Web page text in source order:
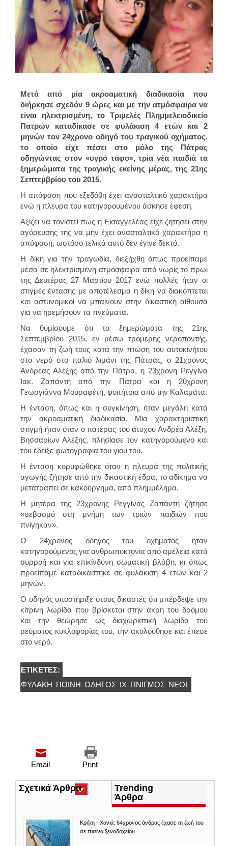
Μετά από μία ακροαματική διαδικασία που
διήρκησε σχεδόν 9 ώρες και με την ατμόσφαιρα να
είναι ηλεκτρισμένη, το Τριμελές Πλημμελειοδικείο
Πατρών καταδίκασε σε φυλάκιση 4 ετών και 2
μηνών τον 24χρονο οδηγό του τραγικού οχήματος,
το οποίο είχε πέσει στο μόλο της Πάτρας
οδηγώντας στον «υγρό τάφο», τρία νέα παιδιά τα
ξημερώματα της τραγικής εκείνης μέρας, της 21ης
Σεπτεμβρίου του 2015.
Η απόφαση που εξεδόθη έχει ανασταλτικό χαρακτήρα
ενώ η πλευρά του κατηγορουμένου άσκησε έφεση.
Αξίζει να τονιστεί πως η Εισαγγελέας είχε ζητήσει στην
αγόρευσης της να μην έχει ανασταλτικό χαρακτήρα η
απόφαση, ωστόσο τελικά αυτό δεν έγινε δεκτό.
Η δίκη για την τραγωδία, διεξήχθη όπως προείπαμε
μέσα σε ηλεκτρισμένη ατμόσφαιρα από νωρίς το πρωί
της Δευτέρας 27 Μαρτίου 2017 ενώ πολλές ήταν οι
στιγμές έντασης με αποτέλεσμα η δίκη να διακόπτεται
και αστυνομικοί να μπαίνουν στην δικαστική αίθουσα
για να ηρεμήσουν τα πνεύματα.
Να θυμίσουμε ότι τα ξημερώματα της 21ης
Σεπτεμβρίου 2015, εν μέσω τρομερής νεροποντής,
έχασαν τη ζωή τους κατά την πτώση του αυτοκινήτου
στο νερό στο παλιό λιμάνι της Πάτρας, ο 21χρονος
Ανδρέας Αλέξης από την Πάτρα, η 23χρονη Ρεγγίνα
Ιακ. Ζαπάντη από την Πάτρα και η 20χρονη
Γεωργιάννα Μουραφέτη, φοιτήτρια από την Καλαμάτα.
Η ένταση, όπως και η συγκίνηση, ήταν μεγάλη κατά
την ακροαματική διαδικασία. Μία χαρακτηριστική
στιγμή ήταν όταν ο πατέρας του άτυχου Ανδρέα Αλέξη,
Βησσαρίων Αλέξης, πλησίασε τον κατηγορούμενο και
του έδειξε φωτογραφία του γιου του.
Η ένταση κορυφώθηκε όταν η πλευρά της πολιτικής
αγωγής ζήτησε από την δικαστική έδρα, το αδίκημα να
μετατραπεί σε κακούργημα, από πλημμέλημα.
Η μητέρα της 23χρονης Ρεγγίνας Ζαπάντη ζήτησε
«σεβασμό στη μνήμη των τριών παιδιών που
πνίγηκαν».
Ο 24χρονος οδηγός του οχήματος ήταν
κατηγορούμενος για ανθρωποκτονία από αμέλεια κατά
συρροή και για επικίνδυνη σωματική βλάβη, κι όπως
προείπαμε καταδικάστηκε σε φυλάκιση 4 ετών και 2
μηνών.
Ο οδηγός υποστήριξε στους δικαστές ότι μπέρδεψε την
κίτρινη λωρίδα που βρίσκεται στην άκρη του δρόμου
και την θεώρησε ως διαχωριστική λωρίδα του
ρεύματος κυκλοφορίας του, την ακολούθησε και έπεσε
στο νερό.
ΕΤΙΚΈΤΕΣ:
ΦΥΛΑΚΉ ΠΟΙΝΗ ΟΔΗΓΟΣ ΙΧ ΠΝΙΓΜΌΣ ΝΈΟΙ
Print
Email
Σχετικά Άρθρα(ενεργή
καρτέλα)
Trending
Άρθρα
Κρήτη - Χανιά: 64χρονος άνδρας έχασε τη ζωή του
σε πισίνα ξενοδοχείου